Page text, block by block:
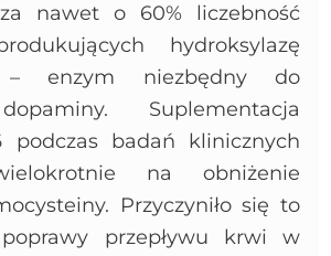
nawet o 60% liczebność
hydroksylazę
– enzym niezbędny do
Suplementacja
badań klinicznych
na obniżenie
Przyczyniło się to
przepływu krwi w